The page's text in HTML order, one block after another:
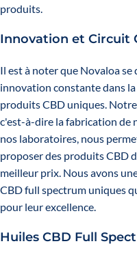
produits.
Innovation et Circuit
Il est à noter que Novaloa se
innovation constante dans
produits CBD uniques.
c'est-à-dire la fabrication de
nos laboratoires, nous
proposer des produits CBD
meilleur prix. Nous avons
CBD full spectrum uniques
pour leur excellence.
Huiles CBD Full